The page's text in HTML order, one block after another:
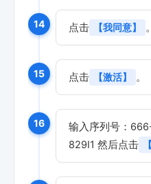
14 点击 【我同意】 。
15 点击 【激活】 。
16
输入序列号：
829I1 然后点击